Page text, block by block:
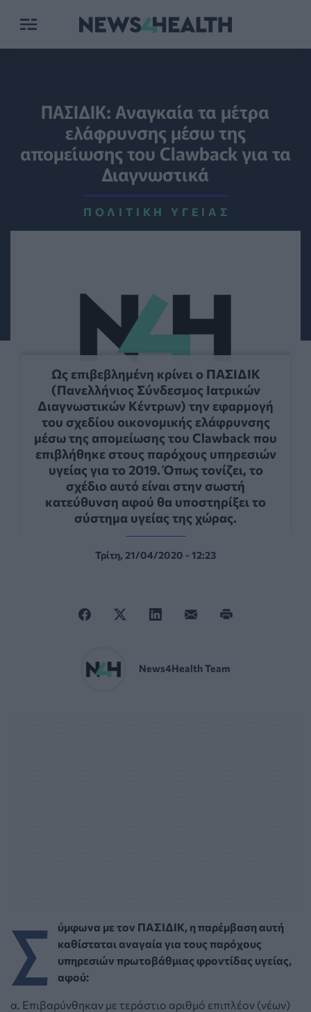
ΠΑΣΙΔΙΚ: Αναγκαία τα μέτρα
ελάφρυνσης μέσω της
απομείωσης του Clawback για τα
Διαγνωστικά
ΠΟΛΙΤΙΚΉ ΥΓΕΊΑΣ
Ως επιβεβλημένη κρίνει ο ΠΑΣΙΔΙΚ
(Πανελλήνιος Σύνδεσμος Ιατρικών
Διαγνωστικών Κέντρων) την εφαρμογή
του σχεδίου οικονομικής ελάφρυνσης
μέσω της απομείωσης του Clawback που
επιβλήθηκε στους παρόχους υπηρεσιών
υγείας για το 2019. Όπως τονίζει, το
σχέδιο αυτό είναι στην σωστή
κατεύθυνση αφού θα υποστηρίξει το
σύστημα υγείας της χώρας.
Τρίτη, 21/04/2020 - 12:23
News4Health Team
Σ
ύμφωνα με τον ΠΑΣΙΔΙΚ, η παρέμβαση αυτή
καθίσταται αναγαία για τους παρόχους
υπηρεσιών πρωτοβάθμιας φροντίδας υγείας,
αφού:
α. Επιβαρύνθηκαν με τεράστιο αριθμό επιπλέον (νέων)